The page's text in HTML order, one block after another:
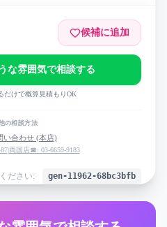
候補に追加
な雰囲気で相談する
だけで概算見積もりOK
の相談方法
い合わせ (本店)
|両国店☎: 03-6659-9183
ださい: gen-11962-68bc3bfb